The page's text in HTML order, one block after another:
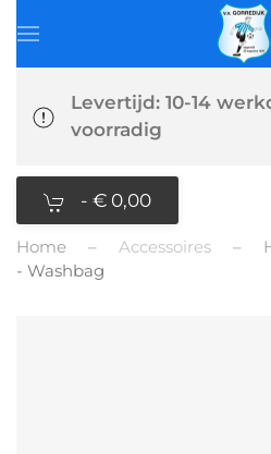
Levertijd: 10-14
voorradig
- € 0,00
Home Accessoires
- Washbag